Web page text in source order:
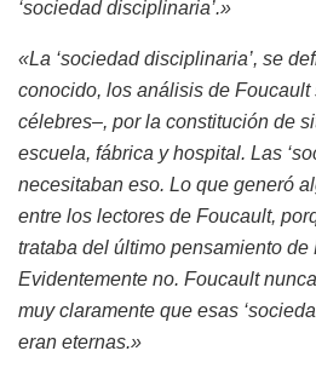
‘sociedad disciplinaria’.»
«La ‘sociedad disciplinaria’, se
conocido, los análisis de Foucault
célebres–, por la constitución de
escuela, fábrica y hospital. Las
necesitaban eso. Lo que generó
entre los lectores de Foucault,
trataba del último pensamiento de
Evidentemente no. Foucault
muy claramente que esas
eran eternas.»